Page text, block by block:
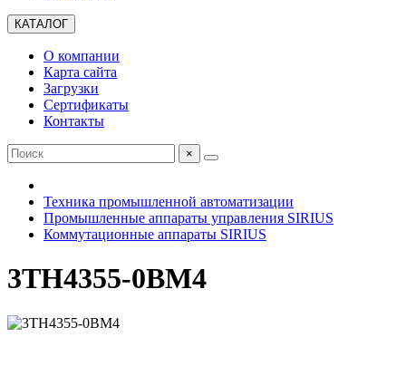
КАТАЛОГ
О компании
Карта сайта
Загрузки
Сертификаты
Контакты
×
Техника промышленной автоматизации
Промышленные аппараты управления SIRIUS
Коммутационные аппараты SIRIUS
3TH4355-0BM4